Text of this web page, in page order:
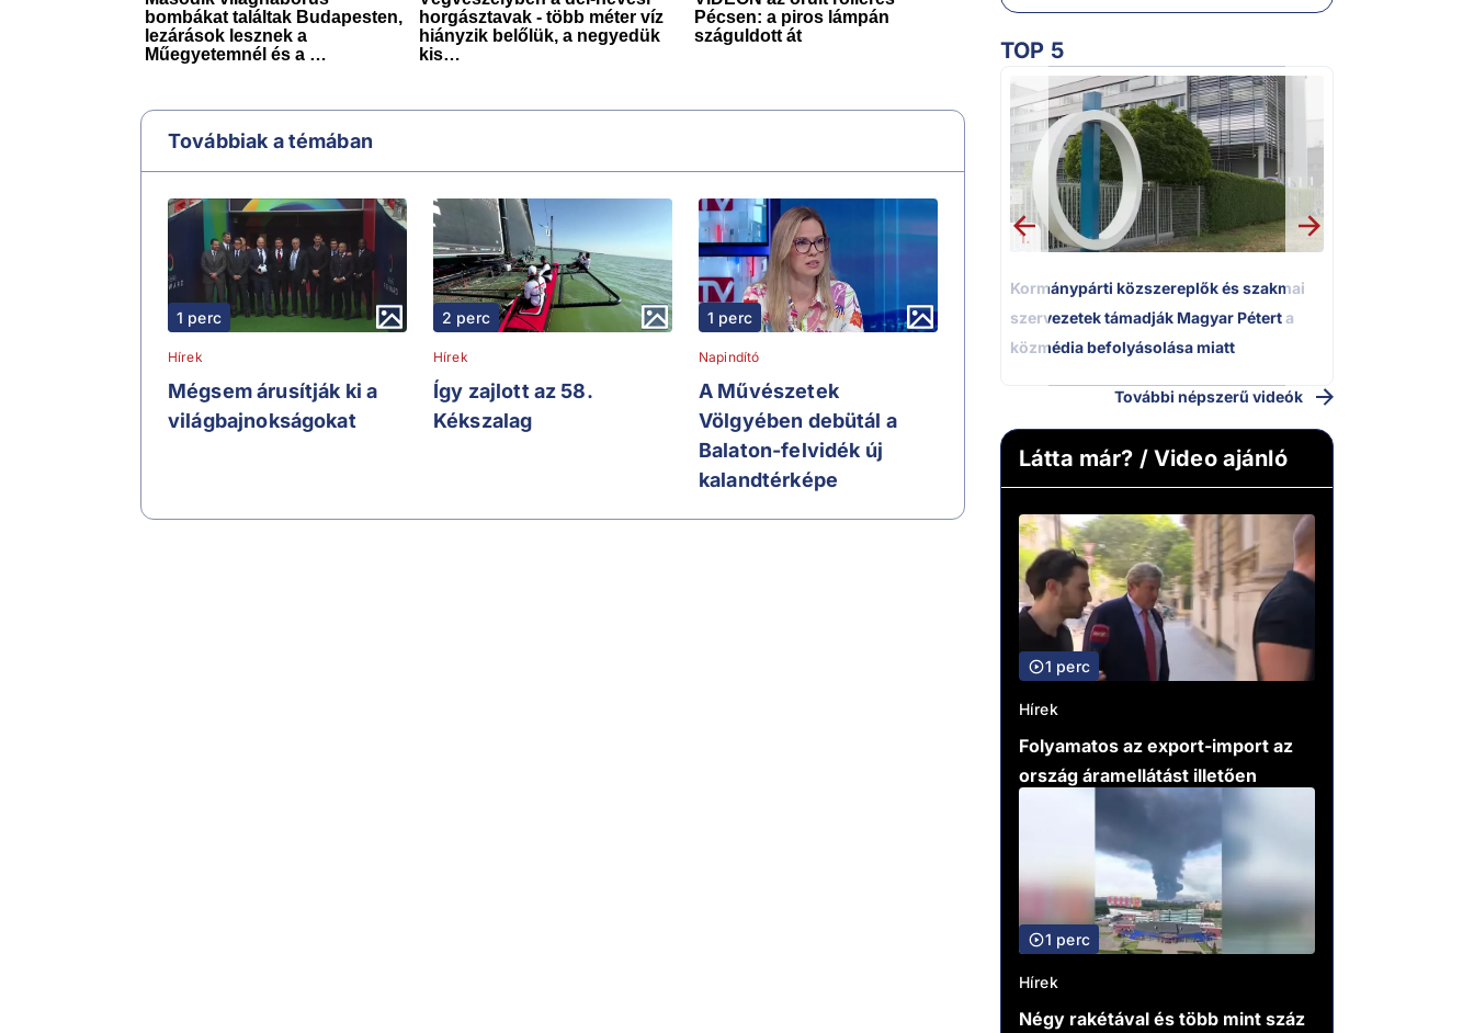
Továbbiak a témában
1 perc
Hírek
Mégsem árusítják ki a
világbajnokságokat
2 perc
Hírek
Így zajlott az 58.
Kékszalag
1 perc
Napindító
A Művészetek
Völgyében debütál a
Balaton-felvidék új
kalandtérképe
TOP 5
1.
Kormánypárti közszereplők és szakmai
szervezetek támadják Magyar Pétert a
közmédia befolyásolása miatt
További népszerű videók
Látta már? / Video ajánló
1 perc
Hírek
Folyamatos az export-import az
ország áramellátást illetően
1 perc
Hírek
Négy rakétával és több mint száz